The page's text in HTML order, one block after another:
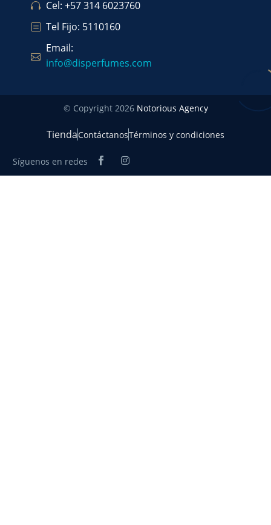
Cel: +57 314 6023760
Tel Fijo: 5110160
Email:
info@disperfumes.com
© Copyright 2026 Notorious Agency
TiendaContáctanosTérminos y condiciones
Síguenos en redes